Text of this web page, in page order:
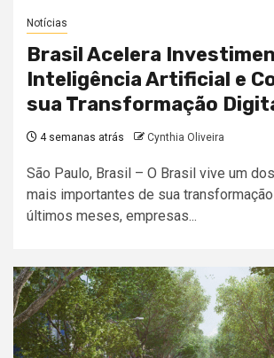
Notícias
Brasil Acelera
Inteligência Artificial e
sua Transformação
4 semanas atrás Cynthia Oliveira
São Paulo, Brasil – O Brasil vive um
mais importantes de sua
últimos meses, empresas...